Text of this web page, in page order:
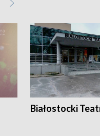
Białostocki